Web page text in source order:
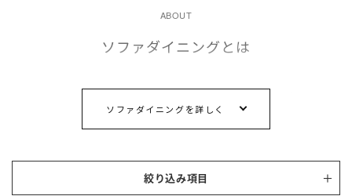
ABOUT
ソファダイニングとは
ファに座ったまま食事ができる組み合わせのことです。一般的
食事のあともそのままくつろげ、リビングとダイニングを別々
に置かずに済むため、限られた広さでも部屋を広く使えます。
ソファダイニングを詳しく
絞り込み項目